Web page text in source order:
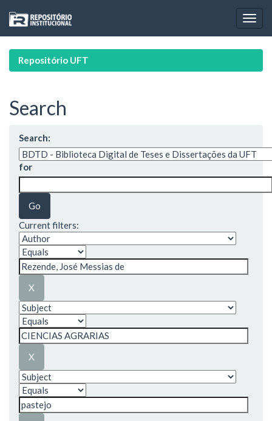
navigation
Repositório UFT
Search
Search:
for
Current filters: